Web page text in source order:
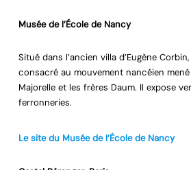
Musée de l’École de Nancy
Situé dans l’ancien villa d’Eugène
consacré au mouvement nancéien mené
Majorelle et les frères Daum. Il expose
ferronneries.
Le site du Musée de l’École de Nancy